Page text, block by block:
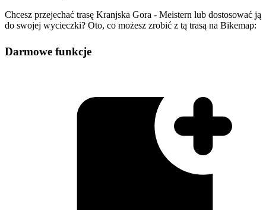
Chcesz przejechać trasę Kranjska Gora - Meistern lub dostosować ją
do swojej wycieczki? Oto, co możesz zrobić z tą trasą na Bikemap:
Darmowe funkcje